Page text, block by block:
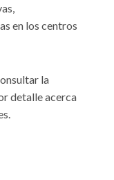
en los centros
la
detalle acerca